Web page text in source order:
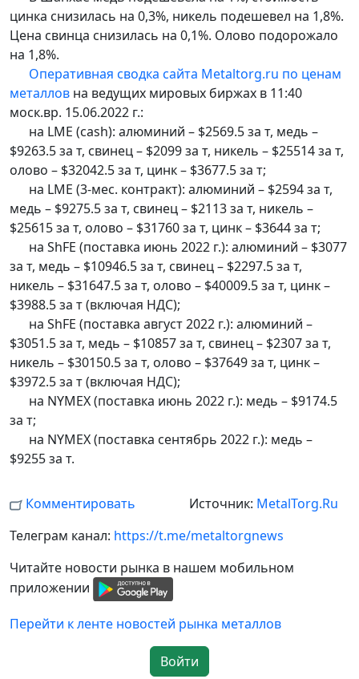
цинка снизилась на 0,3%, никель подешевел на 1,8%.
Цена свинца снизилась на 0,1%. Олово подорожало
на 1,8%.
Оперативная сводка сайта Metaltorg.ru по ценам
металлов на ведущих мировых биржах в 11:40
моск.вр. 15.06.2022 г.:
на LME (cash): алюминий – $2569.5 за т, медь –
$9263.5 за т, свинец – $2099 за т, никель – $25514 за т,
олово – $32042.5 за т, цинк – $3677.5 за т;
на LME (3-мес. контракт): алюминий – $2594 за т,
медь – $9275.5 за т, свинец – $2113 за т, никель –
$25615 за т, олово – $31760 за т, цинк – $3644 за т;
на ShFE (поставка июнь 2022 г.): алюминий – $3077
за т, медь – $10946.5 за т, свинец – $2297.5 за т,
никель – $31647.5 за т, олово – $40009.5 за т, цинк –
$3988.5 за т (включая НДС);
на ShFE (поставка август 2022 г.): алюминий –
$3051.5 за т, медь – $10857 за т, свинец – $2307 за т,
никель – $30150.5 за т, олово – $37649 за т, цинк –
$3972.5 за т (включая НДС);
на NYMEX (поставка июнь 2022 г.): медь – $9174.5
за т;
на NYMEX (поставка сентябрь 2022 г.): медь –
$9255 за т.
Комментировать Источник: MetalTorg.Ru
Телеграм канал: https://t.me/metaltorgnews
Читайте новости рынка в нашем мобильном
приложении
Перейти к ленте новостей рынка металлов
Войти